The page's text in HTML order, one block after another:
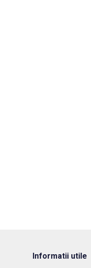
Informatii utile